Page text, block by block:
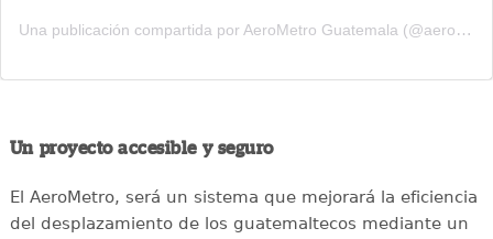
Una publicación compartida por AeroMetro Guatemala (@aerometrogt)
Un proyecto accesible y seguro
El AeroMetro, será un sistema que mejorará la eficiencia
del desplazamiento de los guatemaltecos mediante un